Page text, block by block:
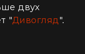
двух
"Дивогляд".